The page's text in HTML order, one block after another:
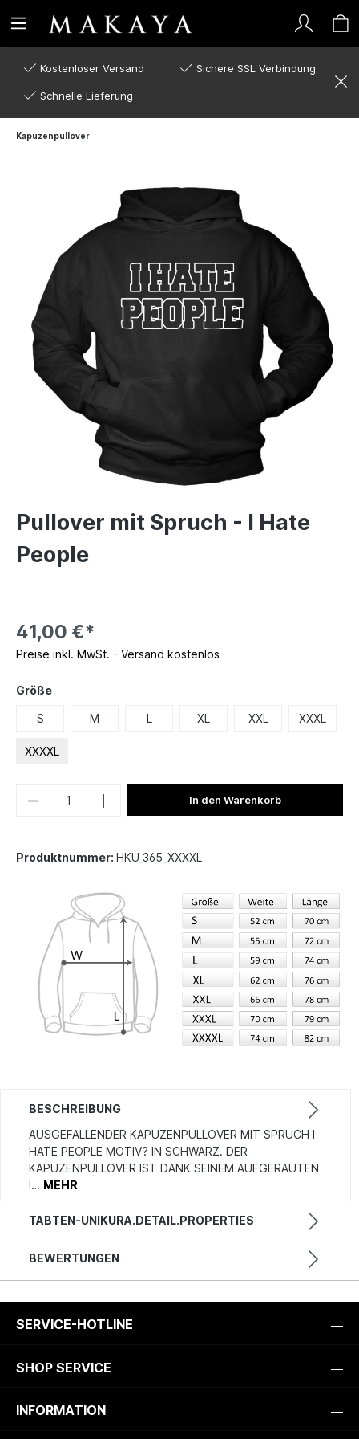
Kostenloser Versand Sichere SSL Verbindung
Schnelle Lieferung
Kapuzenpullover
Pullover mit Spruch - I Hate
People
41,00 €*
Preise inkl. MwSt. - Versand kostenlos
Größe
S M L XL XXL XXXL
XXXXL
In den Warenkorb
Produktnummer: HKU_365_XXXXL
BESCHREIBUNG
AUSGEFALLENDER KAPUZENPULLOVER MIT SPRUCH I
HATE PEOPLE MOTIV? IN SCHWARZ. DER
KAPUZENPULLOVER IST DANK SEINEM AUFGERAUTEN
I… MEHR
TABTEN-UNIKURA.DETAIL.PROPERTIES
BEWERTUNGEN
SERVICE-HOTLINE
SHOP SERVICE
INFORMATION